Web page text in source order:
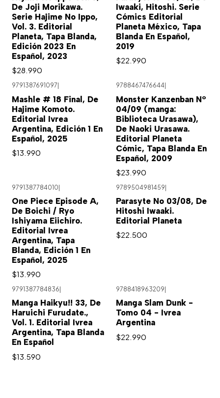
De Joji Morikawa.
Serie Hajime No Ippo,
Vol. 3. Editorial
Planeta, Tapa Blanda,
Edición 2023 En
Español, 2023
$28.990
Iwaaki, Hitoshi. Serie
Cómics Editorial
Planeta México, Tapa
Blanda En Español,
2019
$22.990
9791387691097
Mashle # 18 Final, De
Hajime Komoto.
Editorial Ivrea
Argentina, Edición 1 En
Español, 2025
$13.990
9788467476644
Monster Kanzenban Nº
04/09 (manga:
Biblioteca Urasawa),
De Naoki Urasawa.
Editorial Planeta
Cómic, Tapa Blanda En
Español, 2009
$23.990
9791387784010
One Piece Episode A,
De Boichi / Ryo
Ishiyama Eiichiro.
Editorial Ivrea
Argentina, Tapa
Blanda, Edición 1 En
Español, 2025
$13.990
9789504981459
Parasyte No 03/08, De
Hitoshi Iwaaki.
Editorial Planeta
$22.500
9791387784836
Manga Haikyu!! 33, De
Haruichi Furudate.,
Vol. 1. Editorial Ivrea
Argentina, Tapa Blanda
En Español
$13.590
9788418963209
Manga Slam Dunk -
Tomo 04 - Ivrea
Argentina
$22.990